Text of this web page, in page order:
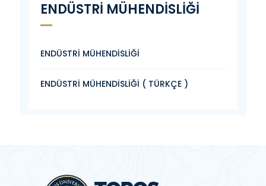
ENDÜSTRİ MÜHENDİSLİĞİ
ENDÜSTRİ MÜHENDİSLİĞİ
ENDÜSTRİ MÜHENDİSLİĞİ ( TÜRKÇE )